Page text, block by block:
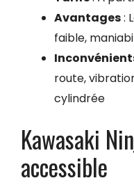
Avantages:
faible,
route,
cylindrée
Kawasaki
accessible